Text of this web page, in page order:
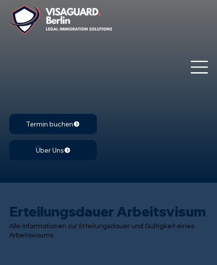
Termin buchen
Über Uns
Erteilungsdauer Arbeitsvisum
Alle Informationen zur Erteilungsdauer und Gültigkeit eines
Arbeitsvisums.